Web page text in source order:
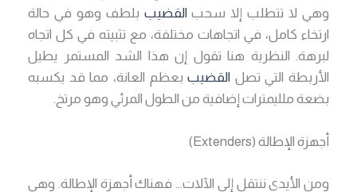
وهي لا تتطلب إلا سحبالقضيب بلطف وهو في حالة
ارتخاء كامل، في اتجاهات مختلفة، مع تثبيته في كل اتجاه
لبرهة. النظرية هنا تقول إن هذا الشد المستمر يطيل
الأربطة التي تصل القضيببعظم العانة، مما قد يكسبه
بضعة ملليمترات إضافية من الطول المرئي وهو مرتخ.
أجهزة الإطالة (Extenders)
ومن الأيدي ننتقل إلى الآلات… فهناك أجهزة الإطالة. وهي